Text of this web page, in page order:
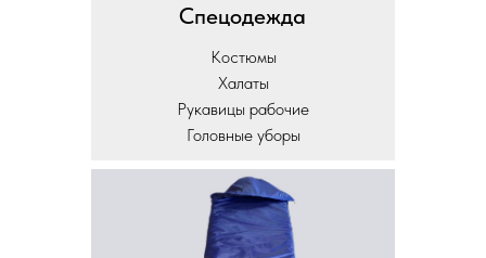
Спецодежда
Костюмы
Халаты
Рукавицы рабочие
Головные уборы